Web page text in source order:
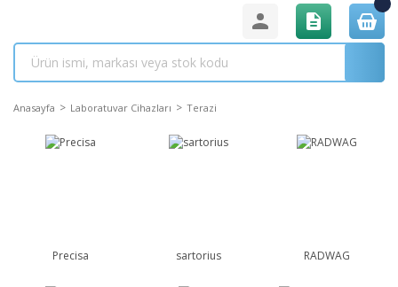
Anasayfa Laboratuvar Cihazları Terazi
Precisa sartorius RADWAG